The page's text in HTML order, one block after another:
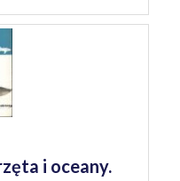
i oceany.